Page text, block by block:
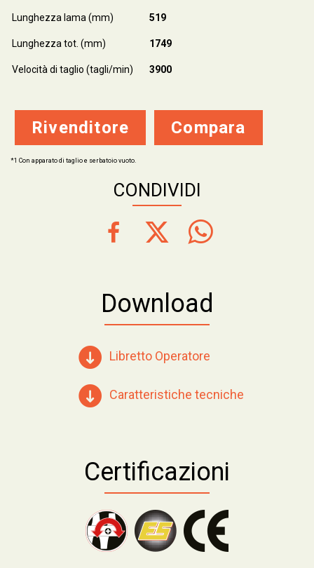
Lunghezza lama (mm) 519
Lunghezza tot. (mm) 1749
Velocità di taglio (tagli/min) 3900
Rivenditore Compara
*1 Con apparato di taglio e serbatoio vuoto.
CONDIVIDI
Download
Libretto Operatore
Caratteristiche tecniche
Certificazioni